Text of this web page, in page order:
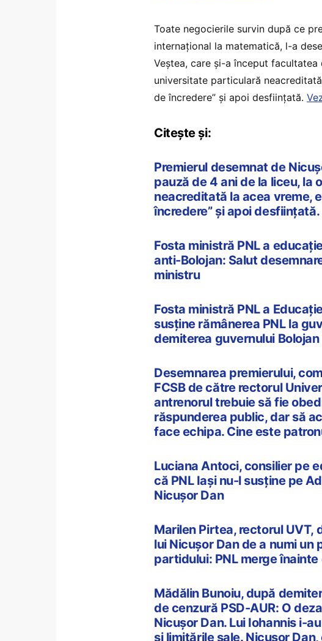
Toate negocierile survin după ce
internațional la matematică, l-a
Veștea, care și-a început
universitate particulară
de încredere” și apoi desființată.
Citește și:
Premierul desemnat de
pauză de 4 ani de la liceu,
neacreditată la acea vreme,
încredere” și apoi
Fosta ministră PNL a
anti-Bolojan: Salut
ministru
Fosta ministră PNL a
susține rămânerea PNL la
demiterea guvernului
Desemnarea premierului,
FCSB de către rectorul
antrenorul trebuie să fie
răspunderea public, dar să
face echipa. Cine este
Luciana Antoci, consilier pe
că PNL Iași nu-l susține pe
Nicușor Dan
Marilen Pirtea, rectorul UVT,
lui Nicușor Dan de a numi un
partidului: PNL merge
Mădălin Bunoiu, după
de cenzură PSD-AUR: O
Nicușor Dan. Lui Iohannis i-
și limitările sale. Nicușor